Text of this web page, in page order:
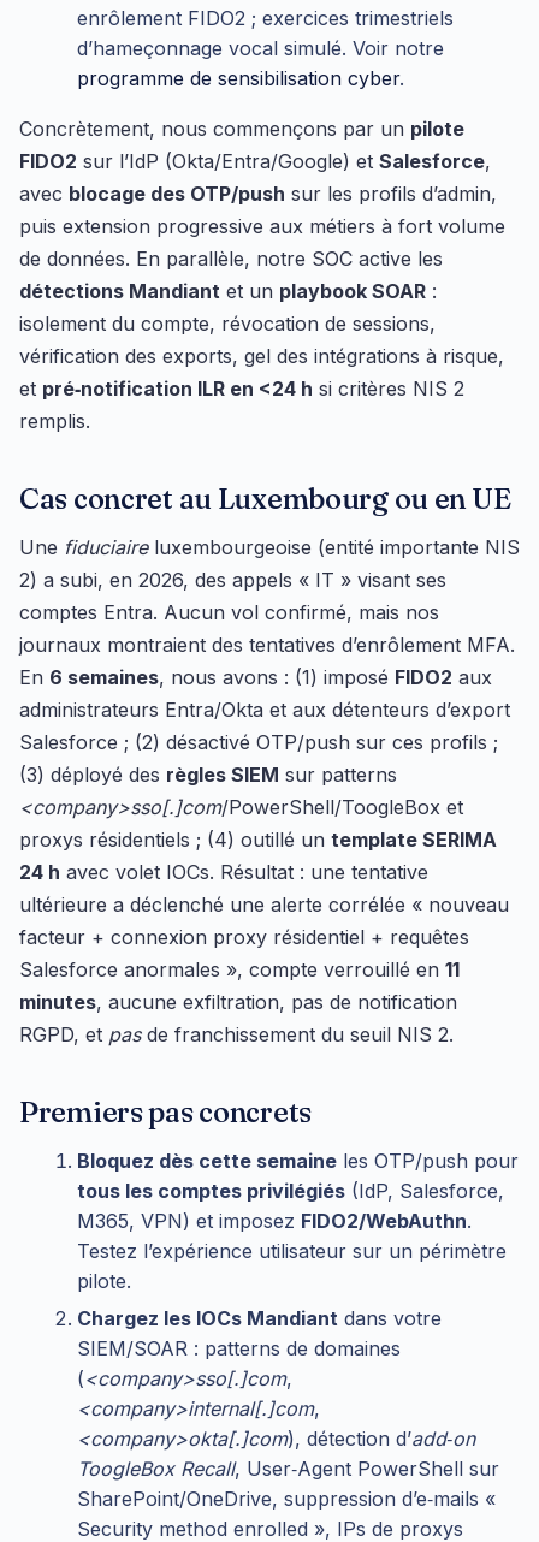
enrôlement FIDO2 ; exercices trimestriels
d’hameçonnage vocal simulé. Voir notre
programme de sensibilisation cyber.
Concrètement, nous commençons par un pilote
FIDO2 sur l’IdP (Okta/Entra/Google) et Salesforce,
avec blocage des OTP/push sur les profils d’admin,
puis extension progressive aux métiers à fort volume
de données. En parallèle, notre SOC active les
détections Mandiant et un playbook SOAR :
isolement du compte, révocation de sessions,
vérification des exports, gel des intégrations à risque,
et pré‑notification ILR en <24 h si critères NIS 2
remplis.
Cas concret au Luxembourg ou en UE
Une fiduciaireluxembourgeoise (entité importante NIS
2) a subi, en 2026, des appels « IT » visant ses
comptes Entra. Aucun vol confirmé, mais nos
journaux montraient des tentatives d’enrôlement MFA.
En 6 semaines, nous avons : (1) imposé FIDO2 aux
administrateurs Entra/Okta et aux détenteurs d’export
Salesforce ; (2) désactivé OTP/push sur ces profils ;
(3) déployé des règles SIEM sur patterns
<company>sso[.]com/PowerShell/ToogleBox et
proxys résidentiels ; (4) outillé un template SERIMA
24 h avec volet IOCs. Résultat : une tentative
ultérieure a déclenché une alerte corrélée « nouveau
facteur + connexion proxy résidentiel + requêtes
Salesforce anormales », compte verrouillé en 11
minutes, aucune exfiltration, pas de notification
RGPD, et pasde franchissement du seuil NIS 2.
Premiers pas concrets
Bloquez dès cette semaine les OTP/push pour
tous les comptes privilégiés (IdP, Salesforce,
M365, VPN) et imposez FIDO2/WebAuthn.
Testez l’expérience utilisateur sur un périmètre
pilote.
Chargez les IOCs Mandiant dans votre
SIEM/SOAR : patterns de domaines
(<company>sso[.]com,
<company>internal[.]com,
<company>okta[.]com), détection d’add‑on
ToogleBox Recall, User‑Agent PowerShell sur
SharePoint/OneDrive, suppression d’e‑mails «
Security method enrolled », IPs de proxys